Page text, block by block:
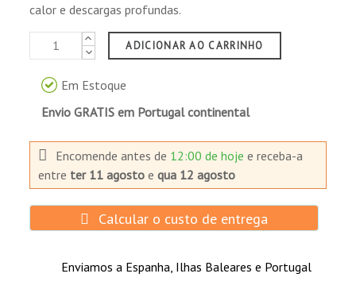
calor e descargas profundas.
ADICIONAR AO CARRINHO
Em Estoque
Envio GRATIS em Portugal continental
Encomende antes de 12:00 de hojee receba-a
entre ter 11 agosto equa 12 agosto
Calcular o custo de entrega
Enviamos a Espanha, Ilhas Baleares e Portugal